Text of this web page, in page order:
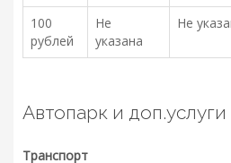
100
рублей
Не
указана
Не
Автопарк и доп.услуги
Транспорт